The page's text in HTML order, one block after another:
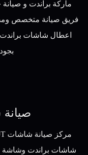
ماركة براندت و
فريق صيانة متخصص
شاشات براندت وشاشة